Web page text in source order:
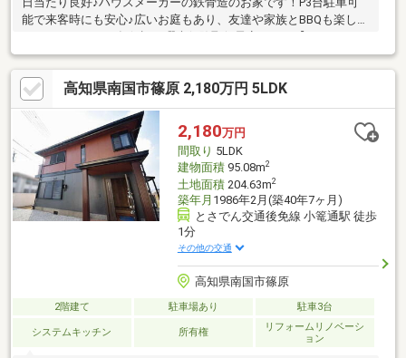
能で来客時にも安心♪広いお庭もあり、友達や家族とBBQも楽しめ
内容】水回り：キッチン・浴室・トイレ、内装：洗面所、床（フ
ローリング等）・床（畳張替等）・全室クロス張替え・全面
（床・壁・天井・建具）・襖張替、外装：外壁・外構工事（R8年
1月完了）
高知県南国市篠原 2,180万円 5LDK
2,180万円
間取り 5LDK
建物面積95.08m2
土地面積204.63m2
築年月 1986年2月(築40年7ヶ月)
とさでん交通後免線 小篭通駅 徒歩
1分
その他の交通
高知県南国市篠原
2階建て 駐車場あり 駐車3台
システムキッチン 所有権
リフォームリノベーシ
ョン